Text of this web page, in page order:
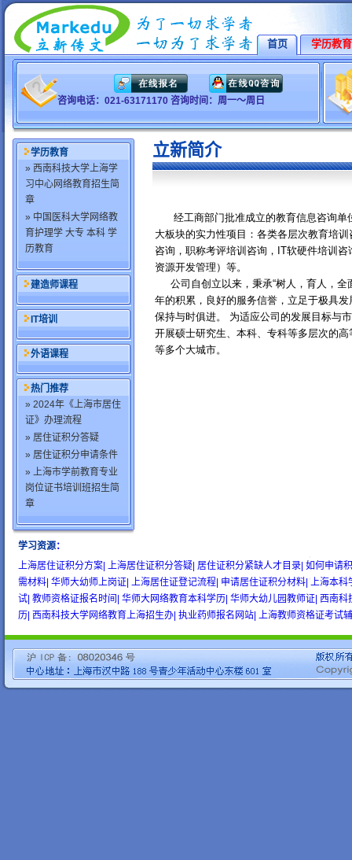
首页 学历教育
咨询电话：021-63171170 咨询时间：周一～周日
学历教育
» 西南科技大学上海学
习中心网络教育招生简
章
» 中国医科大学网络教
育护理学 大专 本科 学
历教育
建造师课程
IT培训
外语课程
热门推荐
» 2024年《上海市居住
证》办理流程
» 居住证积分答疑
» 居住证积分申请条件
» 上海市学前教育专业
岗位证书培训班招生简
章
立新简介
经工商部门批准成立的教育信息咨询单
大板块的实力性项目：各类各层次教育培
咨询，职称考评培训咨询，IT软硬件培训
资源开发管理）等。
公司自创立以来，秉承“树人，育人，全
年的积累，良好的服务信誉，立足于极具
保持与时俱进。 为适应公司的发展目标与
开展硕士研究生、本科、专科等多层次的
等多个大城市。
学习资源：
上海居住证积分方案| 上海居住证积分答疑| 居住证积分紧缺人才目录| 如何申请
需材料| 华师大幼师上岗证| 上海居住证登记流程| 申请居住证积分材料| 上海本科
试| 教师资格证报名时间| 华师大网络教育本科学历| 华师大幼儿园教师证| 西南科
历| 西南科技大学网络教育上海招生办| 执业药师报名网站| 上海教师资格证考试